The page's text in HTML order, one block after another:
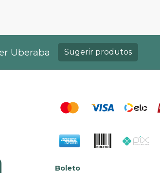
Uberaba Sugerir produtos
Boleto